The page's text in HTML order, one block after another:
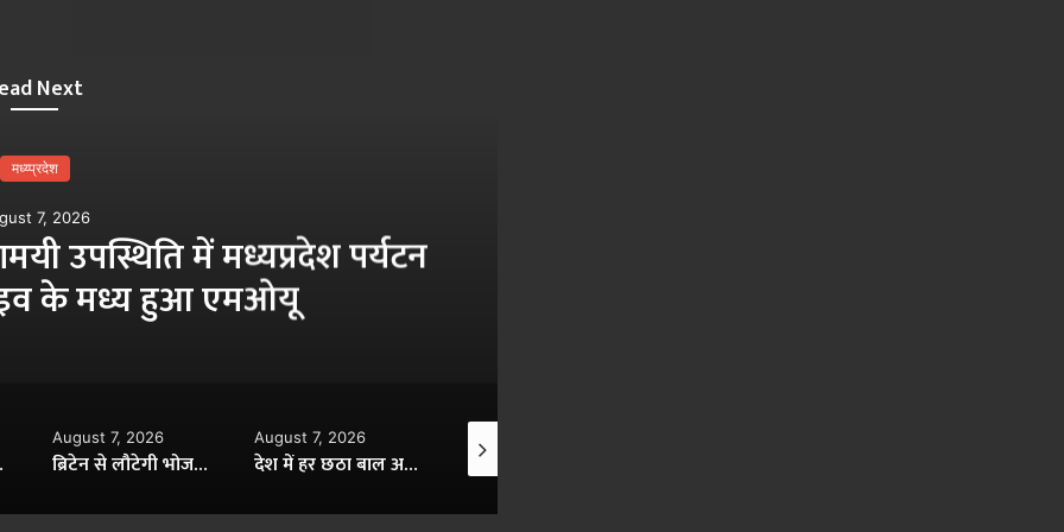
Next
मध्य्प्रदेश
7, 2026
उपस्थिति में मध्यप्रदेश पर्यटन
के मध्य हुआ एमओयू
गया अंडरग्राउंड
August 7, 2026
ब्रिटेन से लौटेगी भोजशाला की वाग्देवी प्रतिमा, 11वीं शताब्दी की धरोहर की वापसी के लिए भारत के प्रयास तेज
August 7, 2026
देश में हर छठा बाल अपहरण मध्य प्रदेश में, 5 साल में 64% बढ़े मामले; चौंकाने वाले आंकड़े